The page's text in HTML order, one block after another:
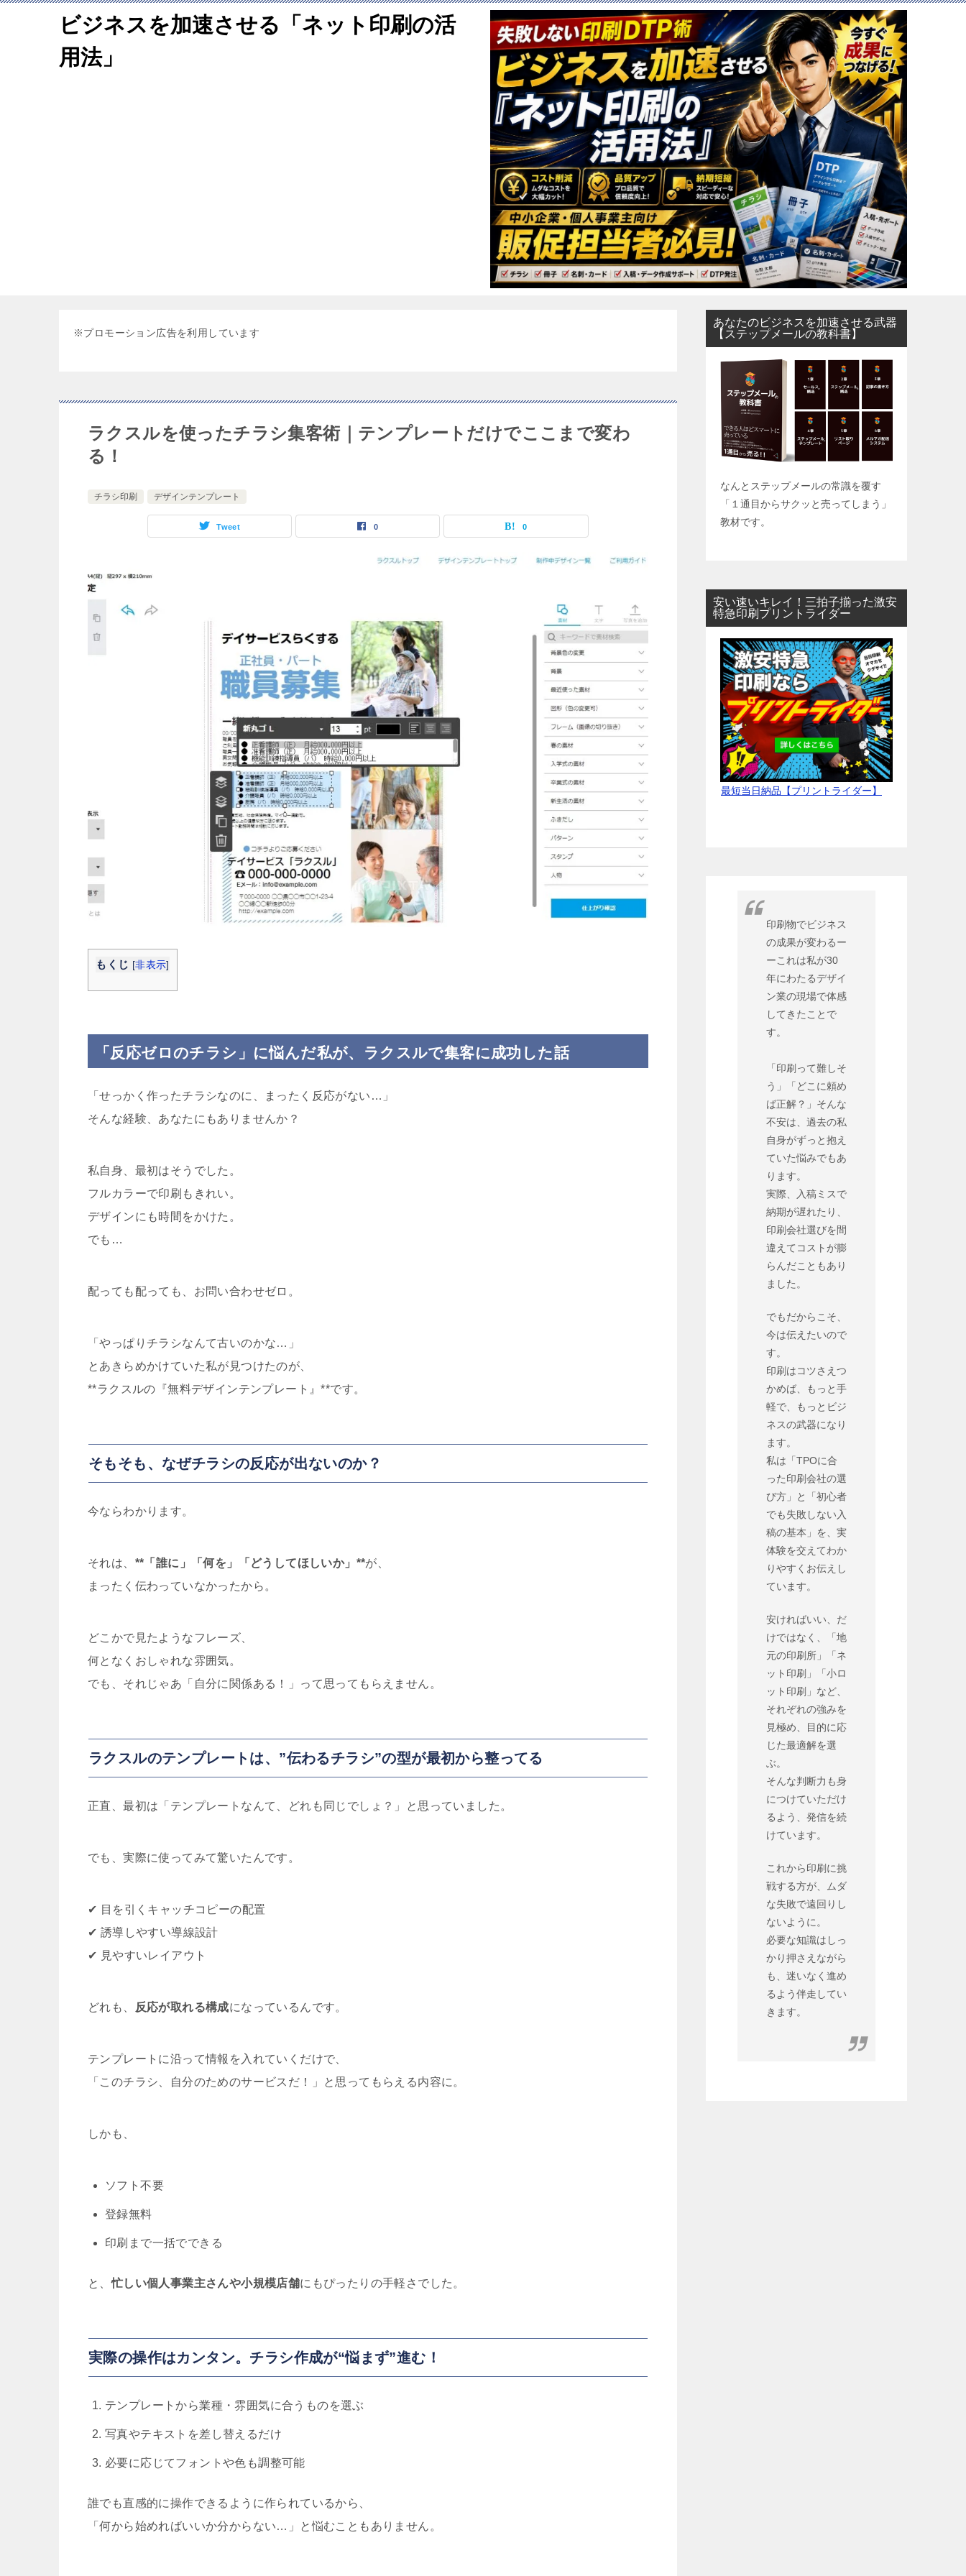
ビジネスを加速させる「ネット印刷の活
用法」
※プロモーション広告を利用しています
ラクスルを使ったチラシ集客術｜テンプレートだけでここまで変わ
る！
チラシ印刷 デザインテンプレート
Tweet 0 0
もくじ [非表示]
「反応ゼロのチラシ」に悩んだ私が、ラクスルで集客に成功した話
「せっかく作ったチラシなのに、まったく反応がない…」
そんな経験、あなたにもありませんか？
私自身、最初はそうでした。
フルカラーで印刷もきれい。
デザインにも時間をかけた。
でも…
配っても配っても、お問い合わせゼロ。
「やっぱりチラシなんて古いのかな…」
とあきらめかけていた私が見つけたのが、
**ラクスルの『無料デザインテンプレート』**です。
そもそも、なぜチラシの反応が出ないのか？
今ならわかります。
それは、 **「誰に」「何を」「どうしてほしいか」**が、
まったく伝わっていなかったから。
どこかで見たようなフレーズ、
何となくおしゃれな雰囲気。
でも、それじゃあ「自分に関係ある！」って思ってもらえません。
ラクスルのテンプレートは、”伝わるチラシ”の型が最初から整ってる
正直、最初は「テンプレートなんて、どれも同じでしょ？」と思っていました。
でも、実際に使ってみて驚いたんです。
✔︎ 目を引くキャッチコピーの配置
✔︎ 誘導しやすい導線設計
✔︎ 見やすいレイアウト
どれも、 反応が取れる構成になっているんです。
テンプレートに沿って情報を入れていくだけで、
「このチラシ、自分のためのサービスだ！」と思ってもらえる内容に。
しかも、
ソフト不要
登録無料
印刷まで一括でできる
と、忙しい個人事業主さんや小規模店舗にもぴったりの手軽さでした。
実際の操作はカンタン。チラシ作成が“悩まず”進む！
テンプレートから業種・雰囲気に合うものを選ぶ
写真やテキストを差し替えるだけ
必要に応じてフォントや色も調整可能
誰でも直感的に操作できるように作られているから、
「何から始めればいいか分からない…」と悩むこともありません。
あなたのビジネスを加速させる武器
【ステップメールの教科書】
なんとステップメールの常識を覆す
「１通目からサクッと売ってしまう」
教材です。
安い速いキレイ！三拍子揃った激安
特急印刷プリントライダー
最短当日納品【プリントライダー】
印刷物でビジネス
の成果が変わるー
ーこれは私が30
年にわたるデザイ
ン業の現場で体感
してきたことで
す。
「印刷って難しそ
う」「どこに頼め
ば正解？」そんな
不安は、過去の私
自身がずっと抱え
ていた悩みでもあ
ります。
実際、入稿ミスで
納期が遅れたり、
印刷会社選びを間
違えてコストが膨
らんだこともあり
ました。
でもだからこそ、
今は伝えたいので
す。
印刷はコツさえつ
かめば、もっと手
軽で、もっとビジ
ネスの武器になり
ます。
私は「TPOに合
った印刷会社の選
び方」と「初心者
でも失敗しない入
稿の基本」を、実
体験を交えてわか
りやすくお伝えし
ています。
安ければいい、だ
けではなく、「地
元の印刷所」「ネ
ット印刷」「小ロ
ット印刷」など、
それぞれの強みを
見極め、目的に応
じた最適解を選
ぶ。
そんな判断力も身
につけていただけ
るよう、発信を続
けています。
これから印刷に挑
戦する方が、ムダ
な失敗で遠回りし
ないように。
必要な知識はしっ
かり押さえながら
も、迷いなく進め
るよう伴走してい
きます。